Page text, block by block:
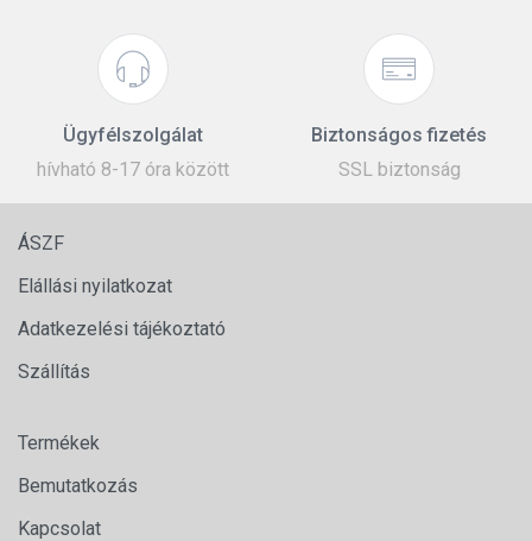
Ügyfélszolgálat
hívható 8-17 óra között
Biztonságos fizetés
SSL biztonság
ÁSZF
Elállási nyilatkozat
Adatkezelési tájékoztató
Szállítás
Termékek
Bemutatkozás
Kapcsolat